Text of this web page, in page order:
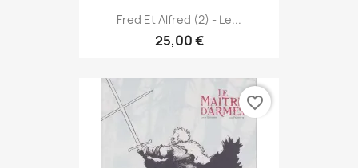
Fred Et Alfred (2) - Le...
25,00 €
favorite_border